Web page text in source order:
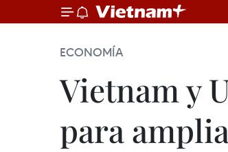
ECONOMÍA
Vietnam y
para